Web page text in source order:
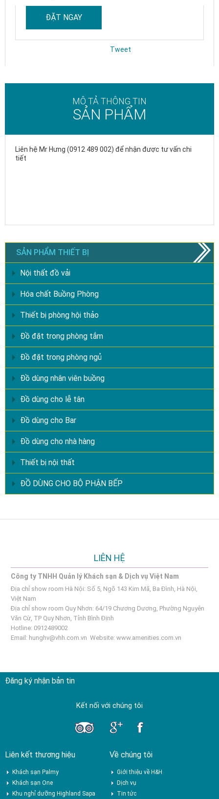
ĐẶT NGAY
Tweet
MÔ TẢ THÔNG TIN
SẢN PHẨM
Liên hệ Mr Hưng (0912 489 002) để nhận được tư vấn chi
tiết
SẢN PHẨM THIẾT BỊ
Nội thất đồ vải
Hóa chất Buồng Phòng
Thiết bị phòng hội thảo
Đồ đặt trong phòng tắm
Đồ đặt trong phòng ngủ
Đồ dùng nhân viên buồng
Đồ dùng cho lễ tân
Đồ dùng cho Bar
Đồ dùng cho nhà hàng
Thiết bị nội thất
ĐỒ DÙNG CHO BỘ PHẬN BẾP
LIÊN HỆ
Công ty TNHH Quản lý Khách sạn & Dịch vụ Việt Nam
Địa chỉ show room Hà Nội: Số 5, Ngõ 143 Kim Mã, Ba Đình, Hà Nội,
Việt Nam
Địa chỉ show room Quy Nhơn: 64/19 Chương Dương, Phường Nguyên
Văn Cừ, TP Quy Nhơn, Tỉnh Bình Định
Hotline: 0912489002
Email: hunghv@vhh.com.vn Website:www.amenities.com.vn
Đăng ký nhận bản tin
Kết nối với chúng tôi
Liên kết thương hiệu
Khách sạn Palmy
Khách sạn One
Khu nghỉ dưỡng Highland Sapa
Về chúng tôi
Giới thiệu về H&H
Dịch vụ
Tin tức